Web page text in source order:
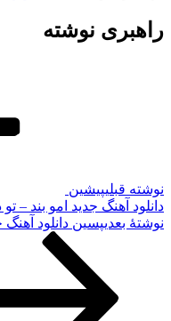
راهبری نوشته
نوشته قبلیپیشین
دانلود آهنگ جدید امو بند –
نوشته‌ٔ بعدیپسین دانلود